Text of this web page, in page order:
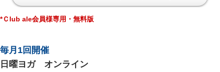
*Ｃlub ale会員様専用・無料版
毎月1回開催
日曜ヨガ オンライン